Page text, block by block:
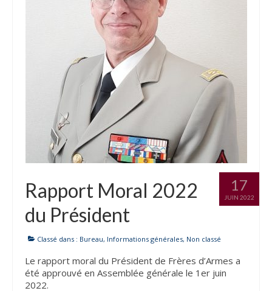
Nos activités
Nous contacter
Liens et amis
Lettres d’info
S’INSCRIRE
INFO n°20 – JUILLET 2026
INFO n°19 – JUIN 2026
INFO n°18 – JANVIER 2026
INFO n°17 – DÉCEMBRE 2025
INFO n°16 – OCTOBRE 2025
INFO n°15 – JUILLET 2025
17
JUIN 2022
Rapport Moral 2022
du Président
Classé dans : Bureau, Informations générales, Non classé
Le rapport moral du Président de Frères d’Armes a
été approuvé en Assemblée générale le 1er juin
2022.